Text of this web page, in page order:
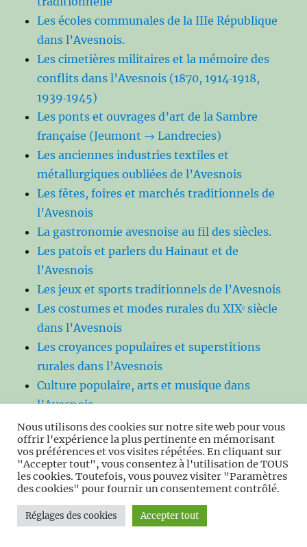
Les écoles communales de la IIIe République
dans l’Avesnois.
Les cimetières militaires et la mémoire des
conflits dans l’Avesnois (1870, 1914‑1918,
1939‑1945)
Les ponts et ouvrages d’art de la Sambre
française (Jeumont → Landrecies)
Les anciennes industries textiles et
métallurgiques oubliées de l’Avesnois
Les fêtes, foires et marchés traditionnels de
l’Avesnois
La gastronomie avesnoise au fil des siècles.
Les patois et parlers du Hainaut et de
l’Avesnois
Les jeux et sports traditionnels de l’Avesnois
Les costumes et modes rurales du XIXᵉ siècle
dans l’Avesnois
Les croyances populaires et superstitions
rurales dans l’Avesnois
Culture populaire, arts et musique dans
l’Avesnois
Religion, rites et spiritualité dans l’Avesnois.
Vie domestique et organisation du foyer en
Avesnois
Déplacements, routes et transports en
Traditions agricoles et rythmes de la nature
Nous utilisons des cookies sur notre site web pour vous
offrir l'expérience la plus pertinente en mémorisant
vos préférences et vos visites répétées. En cliquant sur
"Accepter tout", vous consentez à l'utilisation de TOUS
les cookies. Toutefois, vous pouvez visiter "Paramètres
des cookies" pour fournir un consentement contrôlé.
Réglages des cookies Accepter tout